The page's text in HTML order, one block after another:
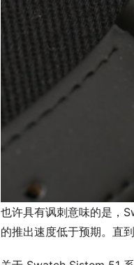
也许具有讽刺意味的是，
的推出速度低于预期。直